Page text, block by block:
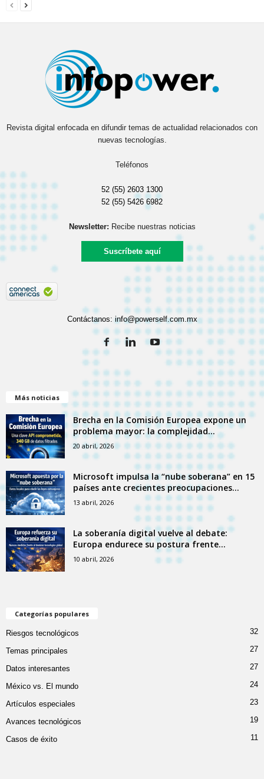
Revista digital enfocada en difundir temas de actualidad relacionados con
nuevas tecnologías.
Teléfonos
52 (55) 2603 1300
52 (55) 5426 6982
Newsletter: Recibe nuestras noticias
Suscríbete aquí
Contáctanos: info@powerself.com.mx
Más noticias
Brecha en la Comisión Europea expone un
problema mayor: la complejidad...
20 abril, 2026
Microsoft impulsa la “nube soberana” en 15
países ante crecientes preocupaciones...
13 abril, 2026
La soberanía digital vuelve al debate:
Europa endurece su postura frente...
10 abril, 2026
Categorías populares
Riesgos tecnológicos 32
Temas principales 27
Datos interesantes 27
México vs. El mundo 24
Artículos especiales 23
Avances tecnológicos 19
Casos de éxito 11